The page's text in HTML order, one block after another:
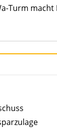
Turm macht